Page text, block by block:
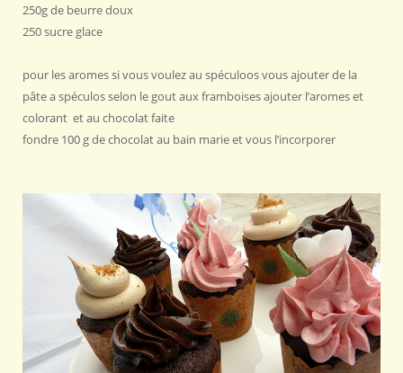
250g de beurre doux
250 sucre glace
pour les aromes si vous voulez au spéculoos vous ajouter de la
pâte a spéculos selon le gout aux framboises ajouter l’aromes et
colorant et au chocolat faite
fondre 100 g de chocolat au bain marie et vous l’incorporer